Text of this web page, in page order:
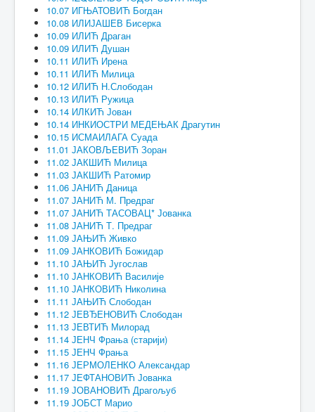
10.07 ИГЊАТОВИЋ Богдан
10.08 ИЛИЈАШЕВ Бисерка
10.09 ИЛИЋ Драган
10.09 ИЛИЋ Душан
10.11 ИЛИЋ Ирена
10.11 ИЛИЋ Милица
10.12 ИЛИЋ Н.Слободан
10.13 ИЛИЋ Ружица
10.14 ИЛКИЋ Јован
10.14 ИНКИОСТРИ МЕДЕЊАК Драгутин
10.15 ИСМАИЛАГА Суада
11.01 ЈАКОВЉЕВИЋ Зоран
11.02 ЈАКШИЋ Милица
11.03 ЈАКШИЋ Ратомир
11.06 ЈАНИЋ Даница
11.07 ЈАНИЋ М. Предраг
11.07 ЈАНИЋ ТАСОВАЦ* Јованка
11.08 ЈАНИЋ Т. Предраг
11.09 ЈАЊИЋ Живко
11.09 ЈАНКОВИЋ Божидар
11.10 ЈАЊИЋ Југослав
11.10 ЈАНКОВИЋ Василије
11.10 ЈАНКОВИЋ Николина
11.11 ЈАЊИЋ Слободан
11.12 ЈЕВЂЕНОВИЋ Слободан
11.13 ЈЕВТИЋ Милорад
11.14 ЈЕНЧ Фрања (старији)
11.15 ЈЕНЧ Фрања
11.16 ЈЕРМОЛЕНКО Александар
11.17 ЈЕФТАНОВИЋ Јованка
11.19 ЈОВАНОВИЋ Драгољуб
11.19 ЈОБСТ Марио